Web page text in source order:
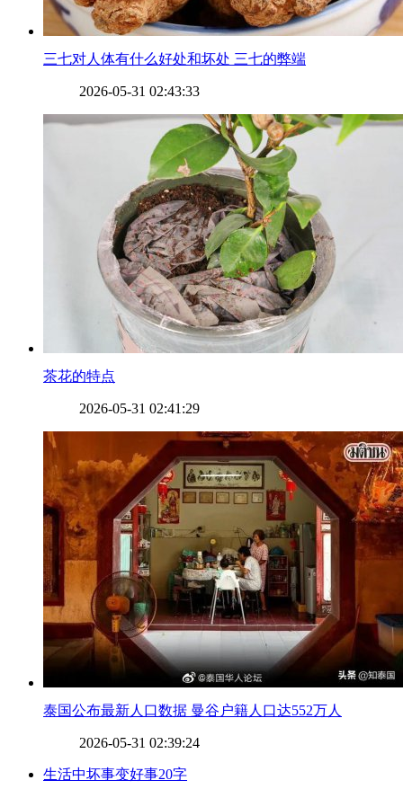
​三七对人体有什么好处和坏处 三七的弊端
2026-05-31 02:43:33
​茶花的特点
2026-05-31 02:41:29
​泰国公布最新人口数据 曼谷户籍人口达552万人
2026-05-31 02:39:24
​生活中坏事变好事20字